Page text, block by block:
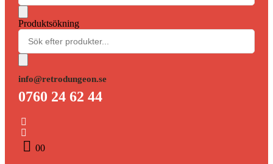
Produktsökning
info@retrodungeon.se
0760 24 62 44
00